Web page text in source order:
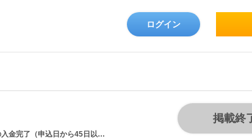
ログイン
証券口座新規開設完了後、5万円以上の入金完了（申込日から45日以内）
掲載終